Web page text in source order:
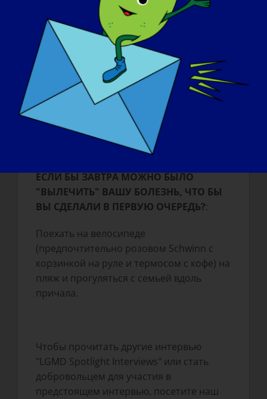
счастлив и продуктивен, это, безусловно,
создает свои проблемы, и это может
стать утомительным физически и
эмоционально.
ЧТО ВЫ ХОТИТЕ, ЧТОБЫ МИР УЗНАЛ О
ЛГМД:
Нам нужно больше средств на
исследования и больше ученых, занятых
поиском лечения или препаратов.
ЕСЛИ БЫ ЗАВТРА МОЖНО БЫЛО
"ВЫЛЕЧИТЬ" ВАШУ БОЛЕЗНЬ, ЧТО БЫ
ВЫ СДЕЛАЛИ В ПЕРВУЮ ОЧЕРЕДЬ?:
Поехать на велосипеде
(предпочтительно розовом Schwinn с
корзинкой на руле и термосом с кофе) на
пляж и прогуляться с семьей вдоль
причала.
Чтобы прочитать другие интервью
"LGMD Spotlight Interviews" или стать
добровольцем для участия в
предстоящем интервью, посетите наш